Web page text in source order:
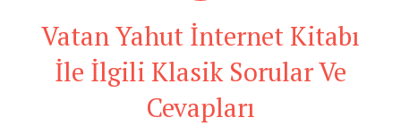
Vatan Yahut İnternet Kitabı
İle İlgili Klasik Sorular Ve
Cevapları